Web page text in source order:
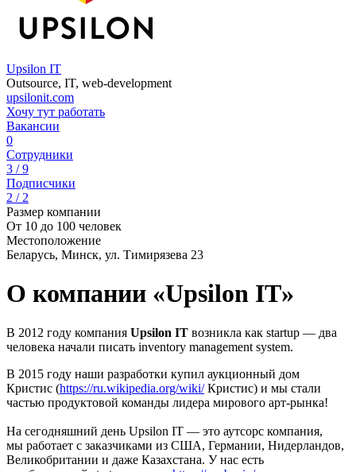
Upsilon IT
Outsource, IT, web-development
upsilonit.com
Хочу тут работать
Вакансии
0
Сотрудники
3 / 9
Подписчики
2 / 2
Размер компании
От 10 до 100 человек
Местоположение
Беларусь, Минск, ул. Тимирязева 23
О компании «Upsilon IT»
В 2012 году компания Upsilon IT возникла как startup — два
человека начали писать inventory management system.
В 2015 году наши разработки купил аукционный дом
Кристис (https://ru.wikipedia.org/wiki/Кристис) и мы стали
частью продуктовой команды лидера мирового арт-рынка!
На сегодняшний день Upsilon IT — это аутсорс компания,
мы работает с заказчиками из США, Германии, Нидерландов,
Великобритании и даже Казахстана. У нас есть